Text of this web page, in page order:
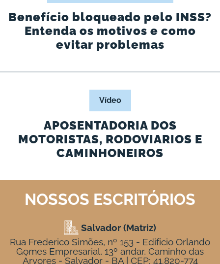
Benefício bloqueado pelo INSS?
Entenda os motivos e como
evitar problemas
Vídeo
APOSENTADORIA DOS
MOTORISTAS, RODOVIARIOS E
CAMINHONEIROS
NOSSOS ESCRITÓRIOS
Salvador (Matriz)
Rua Frederico Simões, nº 153 - Edifício Orlando
Gomes Empresarial, 13º andar, Caminho das
Árvores - Salvador - BA | CEP: 41.820-774